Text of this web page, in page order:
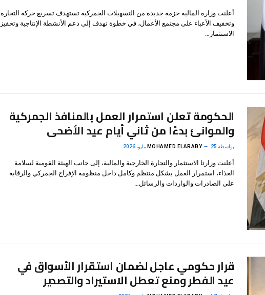
أعلنت وزارة المالية حزمة جديدة من التسهيلات الجمركية تستهدف تسريع حركة التجارة
وتخفيف الأعباء على مجتمع الأعمال، في خطوة تهدف إلى دعم الأنشطة الإنتاجية وتحفيز
الاستثمار…
الحكومة تعلن استمرار العمل بالمنافذ الجمركية
والموانئ بدءًا من ثاني أيام عيد الأضحى
بواسطة MOHAMED ELARABY 25 مايو، 2026
أعلنت وزارتا الاستثمار والتجارة الخارجية والمالية، إلى جانب الهيئة القومية لسلامة
الغذاء، استمرار العمل بشكل منتظم وكامل داخل منظومة الإفراج الجمركي والرقابة
على الصادرات والواردات والرسائل…
قرار حكومي عاجل لضمان استقرار الأسواق في
عيد الفطر ومنع تعطل الاستيراد والتصدير